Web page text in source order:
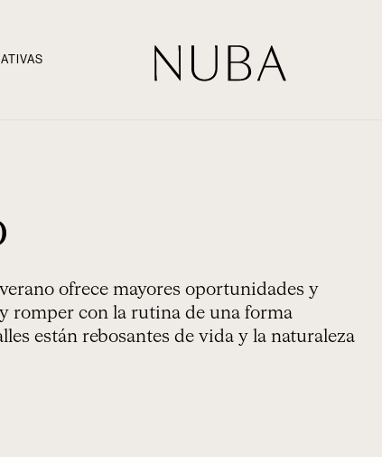
ofrece mayores oportunidades y
romper con la rutina de una forma
están rebosantes de vida y la naturaleza